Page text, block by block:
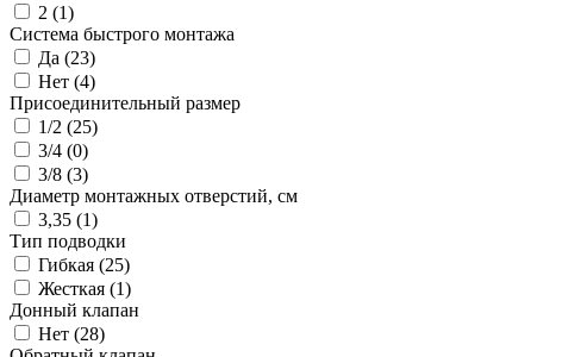
2 (1)
Система быстрого монтажа
Да (23)
Нет (4)
Присоединительный размер
1/2 (25)
3/4 (0)
3/8 (3)
Диаметр монтажных отверстий, см
3,35 (1)
Тип подводки
Гибкая (25)
Жесткая (1)
Донный клапан
Нет (28)